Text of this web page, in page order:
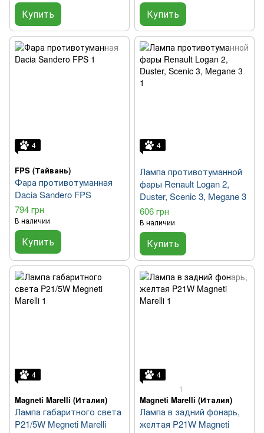
Купить Купить
4
FPS (Тайвань)
Фара противотуманная
Dacia Sandero FPS
794 грн
В наличии
Купить
4
Лампа противотуманной
фары Renault Logan 2,
Duster, Scenic 3, Megane 3
606 грн
В наличии
Купить
4
Magneti Marelli (Италия)
Лампа габаритного света
P21/5W Megneti Marelli
4
1
Magneti Marelli (Италия)
Лампа в задний фонарь,
желтая P21W Magneti